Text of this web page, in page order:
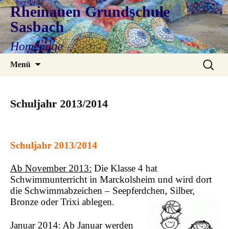
Rheinauen Grundschule
Sasbach
Homepage
Menü
Suchen
nach:
Schuljahr 2013/2014
Schuljahr 2013/2014
Ab November 2013: Die Klasse 4 hat
Schwimmunterricht in Marckolsheim und wird dort
die Schwimmabzeichen – Seepferdchen, Silber,
Bronze oder Trixi ablegen.
Januar 2014: Ab Januar werden